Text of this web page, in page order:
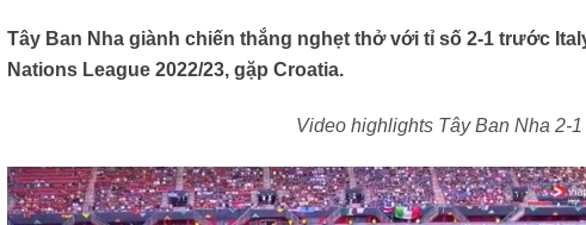
Tây Ban Nha giành chiến thắng nghẹt thở với tỉ số 2-1 trước
Nations League 2022/23, gặp Croatia.
Video highlights Tây Ban Nha 2-1